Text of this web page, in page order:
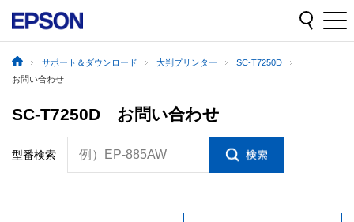
サポート＆ダウンロード 大判プリンター
SC-T7250D
お問い合わせ
SC-T7250D お問い合わせ
型番検索 例）EP-885AW